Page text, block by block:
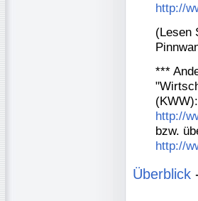
http://
(Lesen
***
(KWW):
http://
bzw.
http://
Überblick